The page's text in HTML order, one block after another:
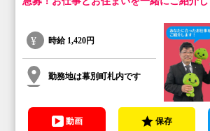
時給 1,420円
勤務地は幕別町札内です
動画 保存